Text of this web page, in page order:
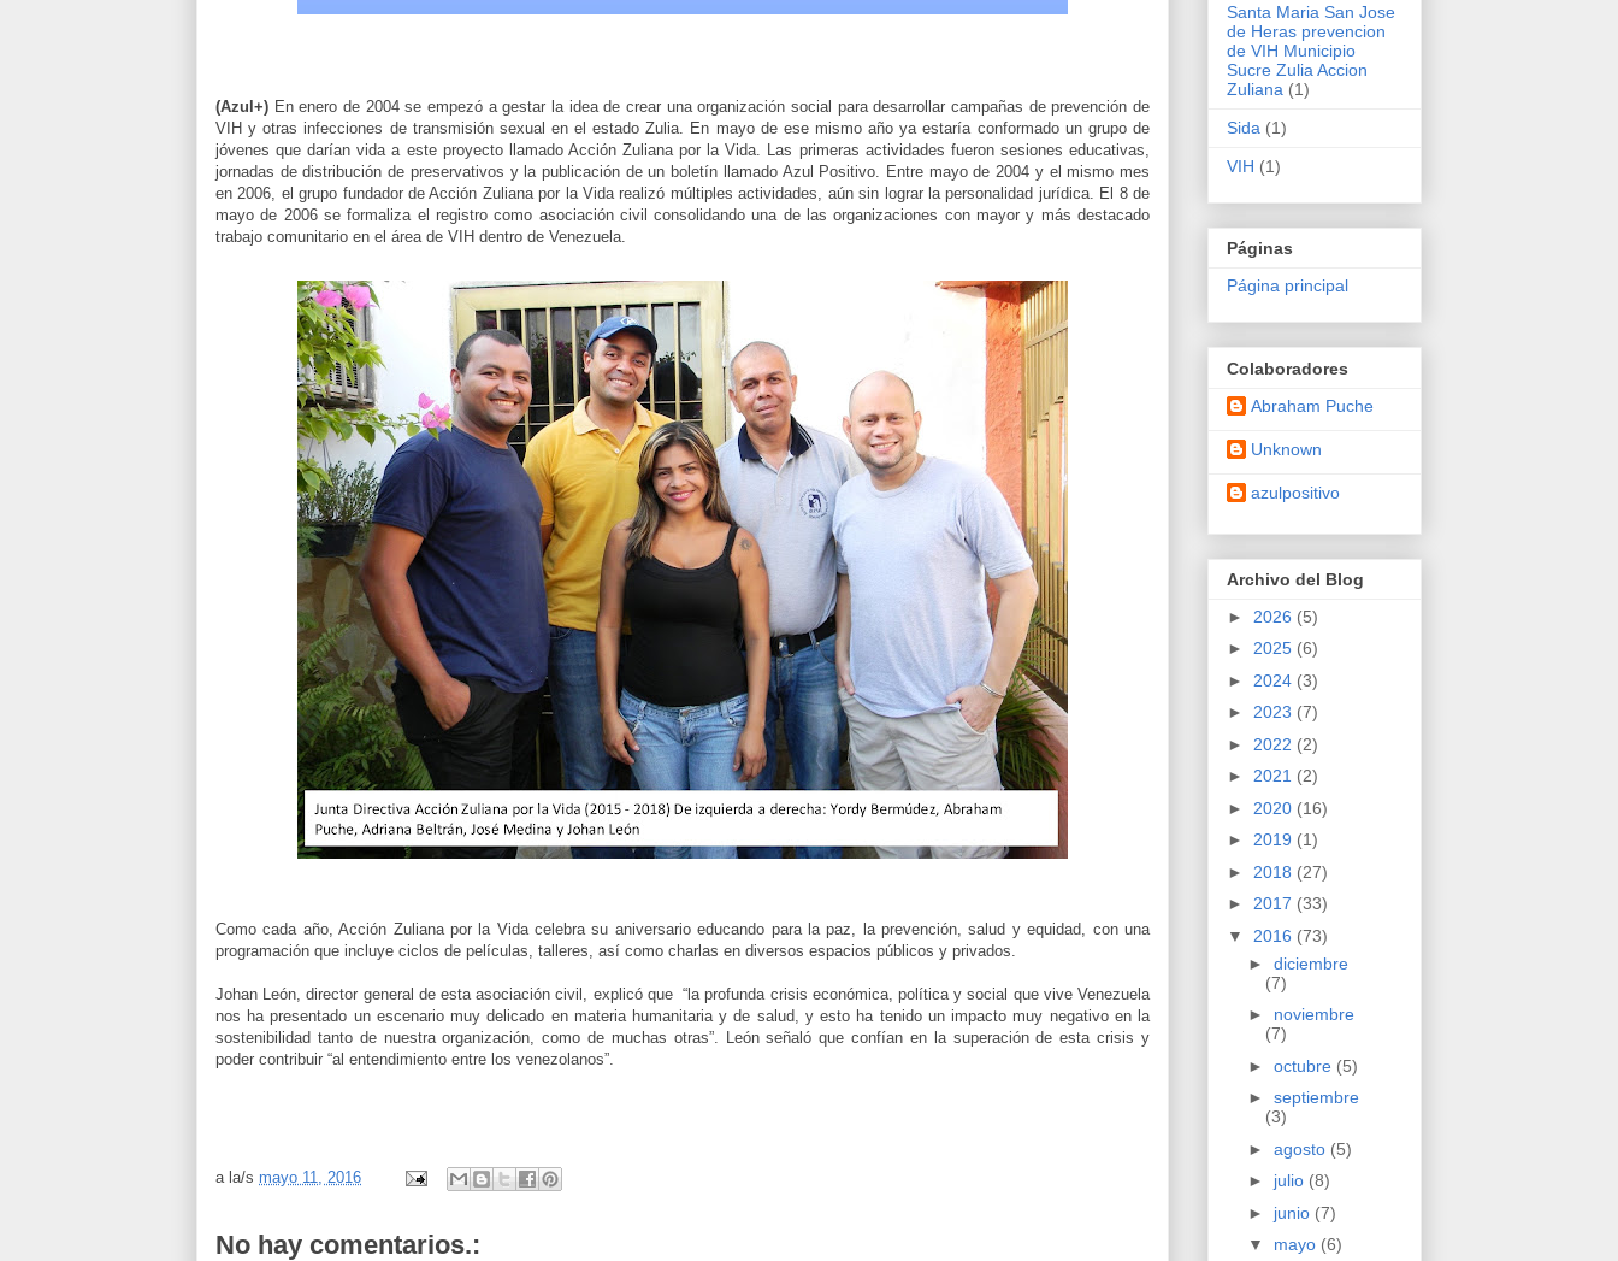
(Azul+) En enero de 2004 se empezó a gestar la idea de crear una organización social para desarrollar campañas de prevención de
VIH y otras infecciones de transmisión sexual en el estado Zulia. En mayo de ese mismo año ya estaría conformado un grupo de
jóvenes que darían vida a este proyecto llamado Acción Zuliana por la Vida. Las primeras actividades fueron sesiones educativas,
jornadas de distribución de preservativos y la publicación de un boletín llamado Azul Positivo. Entre mayo de 2004 y el mismo mes
en 2006, el grupo fundador de Acción Zuliana por la Vida realizó múltiples actividades, aún sin lograr la personalidad jurídica. El 8 de
mayo de 2006 se formaliza el registro como asociación civil consolidando una de las organizaciones con mayor y más destacado
trabajo comunitario en el área de VIH dentro de Venezuela.
Como cada año, Acción Zuliana por la Vida celebra su aniversario educando para la paz, la prevención, salud y equidad, con una
programación que incluye ciclos de películas, talleres, así como charlas en diversos espacios públicos y privados.
Johan León, director general de esta asociación civil, explicó que “la profunda crisis económica, política y social que vive Venezuela
nos ha presentado un escenario muy delicado en materia humanitaria y de salud, y esto ha tenido un impacto muy negativo en la
sostenibilidad tanto de nuestra organización, como de muchas otras”. León señaló que confían en la superación de esta crisis y
poder contribuir “al entendimiento entre los venezolanos”.
a la/s mayo 11, 2016
No hay comentarios.:
Santa Maria San Jose
de Heras prevencion
de VIH Municipio
Sucre Zulia Accion
Zuliana (1)
Sida (1)
VIH (1)
Páginas
Página principal
Colaboradores
Abraham Puche
Unknown
azulpositivo
Archivo del Blog
► 2026 (5)
► 2025 (6)
► 2024 (3)
► 2023 (7)
► 2022 (2)
► 2021 (2)
► 2020 (16)
► 2019 (1)
► 2018 (27)
► 2017 (33)
▼ 2016 (73)
► diciembre
(7)
► noviembre
(7)
► octubre (5)
► septiembre
(3)
► agosto (5)
► julio (8)
► junio (7)
▼ mayo (6)